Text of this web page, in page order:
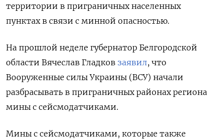
территории в приграничных населенных
пунктах в связи с минной опасностью.
На прошлой неделе губернатор Белгородской
области Вячеслав Гладков заявил, что
Вооруженные силы Украины (ВСУ) начали
разбрасывать в приграничных районах региона
мины с сейсмодатчиками.
Мины с сейсмодатчиками, которые также